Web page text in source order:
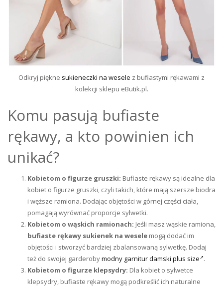
Odkryj piękne sukieneczki na wesele z bufiastymi rękawami z
kolekcji sklepu eButik.pl.
Komu pasują bufiaste
rękawy, a kto powinien ich
unikać?
Kobietom o figurze gruszki: Bufiaste rękawy są idealne dla
kobiet o figurze gruszki, czyli takich, które mają szersze biodra
i węższe ramiona. Dodając objętości w górnej części ciała,
pomagają wyrównać proporcje sylwetki.
Kobietom o wąskich ramionach: Jeśli masz wąskie ramiona,
bufiaste rękawy sukienek na wesele mogą dodać im
objętości i stworzyć bardziej zbalansowaną sylwetkę. Dodaj
też do swojej garderobymodny garnitur damski plus size .
Kobietom o figurze klepsydry: Dla kobiet o sylwetce
klepsydry, bufiaste rękawy mogą podkreślić ich naturalne